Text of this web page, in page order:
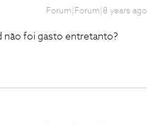
Forum|Forum|8 years ago
não foi gasto entretanto?